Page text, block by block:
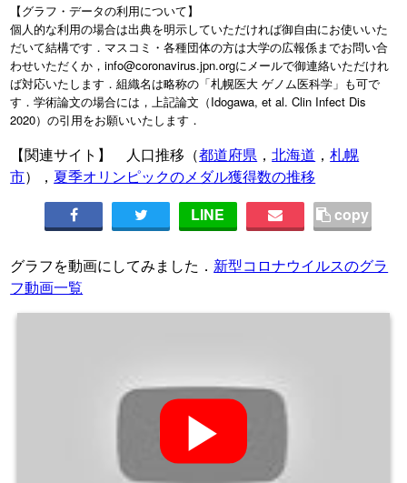
【グラフ・データの利用について】
個人的な利用の場合は出典を明示していただければ御自由にお使いいた
だいて結構です．マスコミ・各種団体の方は大学の広報係までお問い合
わせいただくか，info@coronavirus.jpn.orgにメールで御連絡いただけれ
ば対応いたします．組織名は略称の「札幌医大 ゲノム医科学」も可で
す．学術論文の場合には，上記論文（Idogawa, et al. Clin Infect Dis
2020）の引用をお願いいたします．
【関連サイト】 人口推移（都道府県 ，北海道 ，札幌
市）， 夏季オリンピックのメダル獲得数の推移
LINE
copy
グラフを動画にしてみました． 新型コロナウイルスのグラ
フ動画一覧
▶